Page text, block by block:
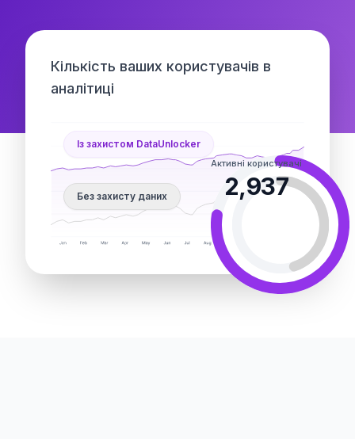
Кількість ваших користувачів в
аналітиці
Із захистом DataUnlocker
Без захисту даних
Активні користувачі
2,937